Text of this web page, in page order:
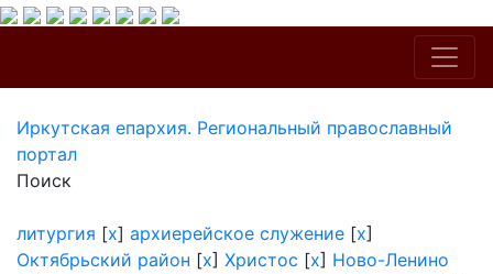
Иркутская епархия. Региональный православный
портал
Поиск
литургия [x] архиерейское служение [x]
Октябрьский район [x] Христос [x] Ново-Ленино